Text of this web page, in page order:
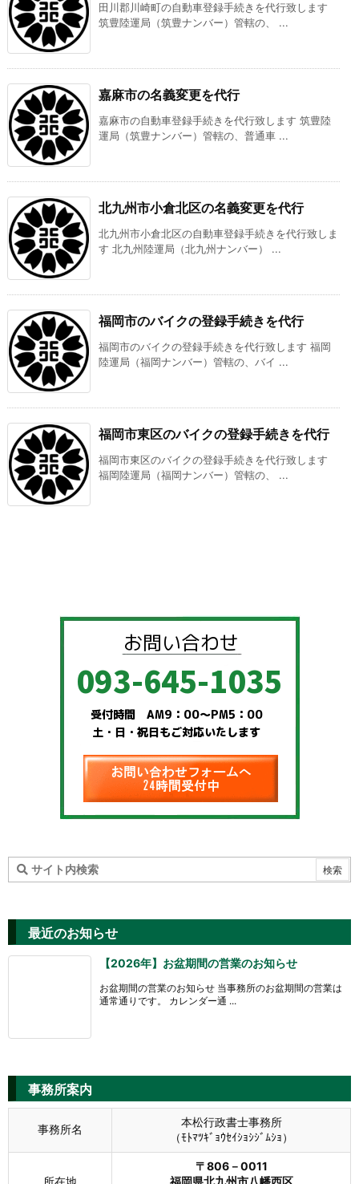
田川郡川崎町の自動車登録手続きを代行致します
筑豊陸運局（筑豊ナンバー）管轄の、 ...
嘉麻市の名義変更を代行
嘉麻市の自動車登録手続きを代行致します 筑豊陸
運局（筑豊ナンバー）管轄の、普通車 ...
北九州市小倉北区の名義変更を代行
北九州市小倉北区の自動車登録手続きを代行致しま
す 北九州陸運局（北九州ナンバー） ...
福岡市のバイクの登録手続きを代行
福岡市のバイクの登録手続きを代行致します 福岡
陸運局（福岡ナンバー）管轄の、バイ ...
福岡市東区のバイクの登録手続きを代行
福岡市東区のバイクの登録手続きを代行致します
福岡陸運局（福岡ナンバー）管轄の、 ...
最近のお知らせ
【2026年】お盆期間の営業のお知らせ
お盆期間の営業のお知らせ 当事務所のお盆期間の営業は
通常通りです。 カレンダー通 ...
事務所案内
事務所名
本松行政書士事務所
（ﾓﾄﾏﾂｷﾞｮｳｾｲｼｮｼｼﾞﾑｼｮ）
〒806－0011